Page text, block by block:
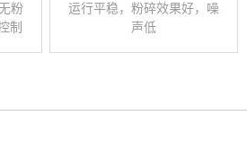
粉
制
运行平稳，粉碎效果好，噪
声低